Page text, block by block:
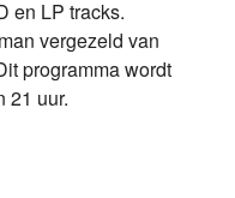
en LP tracks.
vergezeld van
programma wordt
21 uur.